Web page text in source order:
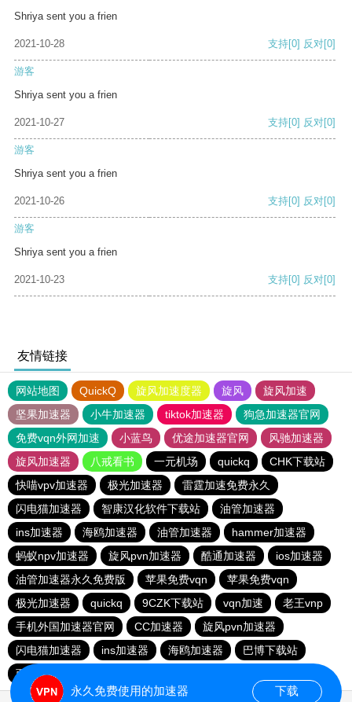
Shriya sent you a frien
2021-10-28 支持[0] 反对[0]
游客
Shriya sent you a frien
2021-10-27 支持[0] 反对[0]
游客
Shriya sent you a frien
2021-10-26 支持[0] 反对[0]
游客
Shriya sent you a frien
2021-10-23 支持[0] 反对[0]
友情链接
网站地图 QuickQ 旋风加速度器 旋风
旋风加速
坚果加速器
小牛加速器 tiktok加速器
狗急加速器官网
免费vqn外网加速
小蓝鸟 优途加速器官网
风驰加速器
旋风加速器
八戒看书 一元机场 quickq
CHK下载站
快喵vpv加速器
极光加速器
雷霆加速免费永久
闪电猫加速器
智康汉化软件下载站
油管加速器
ins加速器
海鸥加速器 油管加速器
hammer加速器
蚂蚁npv加速器
旋风pvn加速器 酷通加速器
ios加速器
油管加速器永久免费版
苹果免费vqn
苹果免费vqn
极光加速器
quickq 9CZK下载站 vqn加速
老王vnp
手机外国加速器官网
CC加速器
旋风pvn加速器
闪电猫加速器
ins加速器 海鸥加速器
巴博下载站
西柚加速器
永久免费使用的加速器 下载